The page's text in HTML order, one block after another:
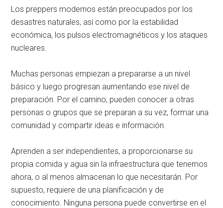
Los preppers modernos están preocupados por los
desastres naturales, así como por la estabilidad
económica, los pulsos electromagnéticos y los ataques
nucleares.
Muchas personas empiezan a prepararse a un nivel
básico y luego progresan aumentando ese nivel de
preparación. Por el camino, pueden conocer a otras
personas o grupos que se preparan a su vez, formar una
comunidad y compartir ideas e información.
Aprenden a ser independientes, a proporcionarse su
propia comida y agua sin la infraestructura que tenemos
ahora, o al menos almacenan lo que necesitarán. Por
supuesto, requiere de una planificación y de
conocimiento. Ninguna persona puede convertirse en el